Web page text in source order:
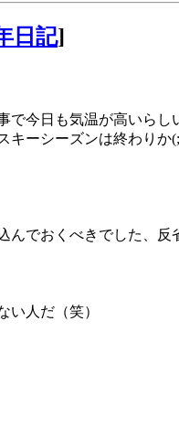
日記]
で今日も気温が高いらし
キーシーズンは終わりか
んでおくべきでした、反
い人だ（笑）